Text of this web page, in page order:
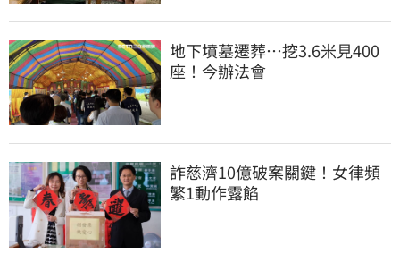
地下墳墓遷葬…挖3.6米見400
座！今辦法會
詐慈濟10億破案關鍵！女律頻
繁1動作露餡